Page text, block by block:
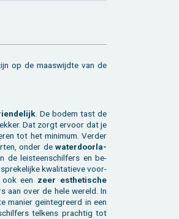
op de maas­wijd­te van de
. De bodem tast de
Dat zorgt er­voor dat je
tot het mi­ni­mum. Ver­der
onder de wa­ter­door­la­
de lei­steen­schil­fers en be­
kwa­li­ta­tie­ve voor­
een zeer es­the­ti­sche
aan over de hele we­reld. In
ma­nier geïnte­greerd in een
tel­kens prach­tig tot